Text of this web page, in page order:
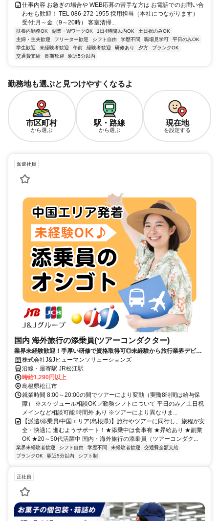
仕事内容 お急ぎの場合や WEB応募の苦手な方は お電話でのお問い合
わせも歓迎！ TEL 086-272-1955 採用担当（本社につながります）
受付:月～金（9～20時） 客室清掃...
扶養内勤務OK 副業・WワークOK 1日4時間以内OK
土日祝のみOK
主婦・主夫歓迎
フリーター歓迎 シフト自由 学歴不問 職場見学可
平日のみOK
学生歓迎
未経験者歓迎 午前 経験者歓迎 研修あり 夕方
ブランクOK
交通費支給
長期歓迎 駅近5分以内
勤務地も選ぶと見つけやすくなるよ
市区町村
から選ぶ
駅・路線
から選ぶ
現在地
を設定する
派遣社員
国内 海外旅行の添乗員(ツアーコンダクター)
業界未経験歓迎！手厚い研修で資格取得可◎未経験から旅行業界デビュ
ー！平日のみ/土日祝メイン等相談可！
株式会社J&Jヒューマンソリューションズ
沿線・最寄駅 JR松江駅
時給1,290円以上
島根県松江市
就業時間 8:00～20:00の間でツアーにより変動（実働8時間は給与保
障） ※スケジュール相談OK ✅勤務シフトについて 平日のみ／土日祝
メインなど相談可能 時間外 あり ※ツアーにより異なりま...
【派遣/添乗員/中国エリア(島根県)】旅行やツアーに同行し、旅程が安
全・快適に 進むようサポート！★添乗中は食事有 ★昇給あり ★副業
OK ★20～50代活躍中 国内・海外旅行の添乗員（ツアーコンダク...
業界未経験者歓迎 シフト自由 学歴不問 未経験者歓迎
交通費全額支給
ブランクOK
駅近5分以内 シフト制
正社員